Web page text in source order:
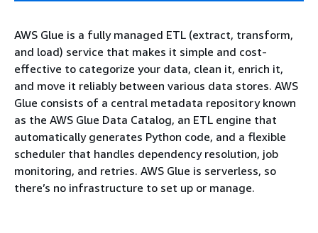
AWS Glue is a fully managed ETL (extract, transform,
and load) service that makes it simple and cost-
effective to categorize your data, clean it, enrich it,
and move it reliably between various data stores. AWS
Glue consists of a central metadata repository known
as the AWS Glue Data Catalog, an ETL engine that
automatically generates Python code, and a flexible
scheduler that handles dependency resolution, job
monitoring, and retries. AWS Glue is serverless, so
there’s no infrastructure to set up or manage.